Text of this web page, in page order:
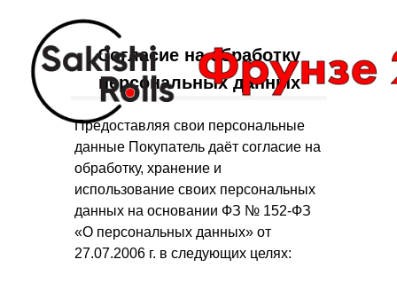
Предоставляя свои персональные
данные Покупатель даёт согласие на
обработку, хранение и
использование своих персональных
данных на основании ФЗ № 152-ФЗ
«О персональных данных» от
27.07.2006 г. в следующих целях:
Согласие на обработку
персональных данных